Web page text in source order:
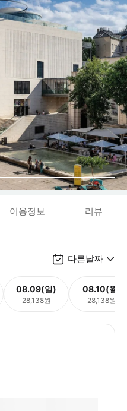
이용정보 리뷰
다른날짜
08.09(일)
28,138원
08.10(월)
28,138원